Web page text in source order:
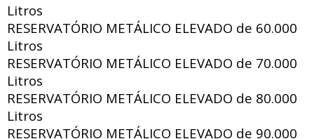
Litros
RESERVATÓRIO METÁLICO ELEVADO de 60.000
Litros
RESERVATÓRIO METÁLICO ELEVADO de 70.000
Litros
RESERVATÓRIO METÁLICO ELEVADO de 80.000
Litros
RESERVATÓRIO METÁLICO ELEVADO de 90.000